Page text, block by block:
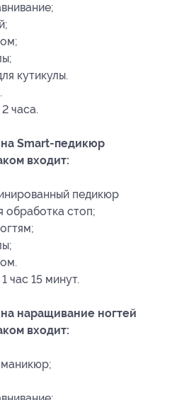
кутикулы.
часа.
на Smart-педикюр
входит:
педикюр
обработка стоп;
час 15 минут.
наращивание ногтей
входит: